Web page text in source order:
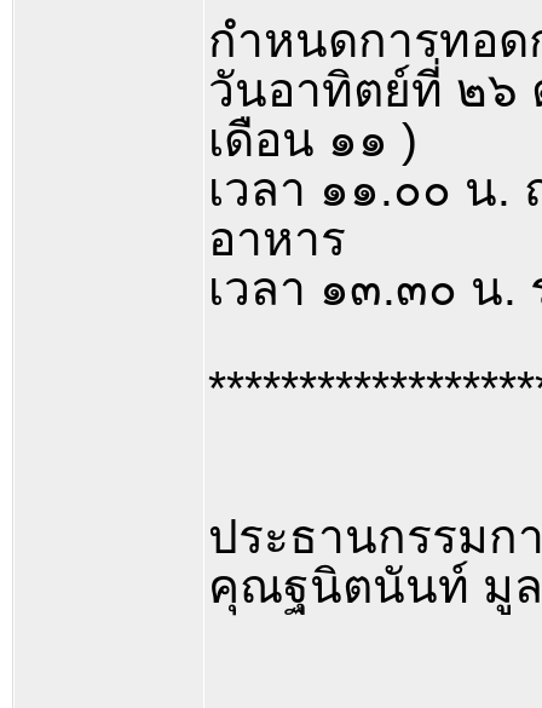
กำหนดการทอด
วันอาทิตย์ที่ ๒๖
เดือน ๑๑ )
เวลา ๑๑.๐๐ น.
อาหาร
เวลา ๑๓.๓๐ น
ประธานกรรมก
คุณฐนิตนันท์ มู